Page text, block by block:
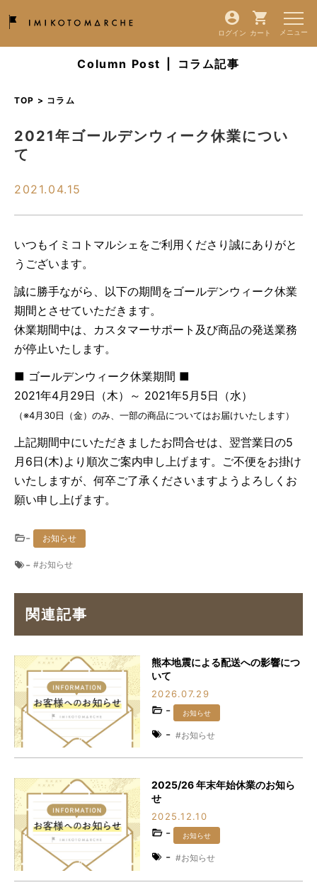
ログイン カート
Column Post コラム記事
TOP > コラム
2021年ゴールデンウィーク休業につい
て
2021.04.15
いつもイミコトマルシェをご利用くださり誠にありがと
うございます。
誠に勝手ながら、以下の期間をゴールデンウィーク休業
期間とさせていただきます。
休業期間中は、カスタマーサポート及び商品の発送業務
が停止いたします。
■ ゴールデンウィーク休業期間 ■
2021年4月29日（木）～ 2021年5月5日（水）
（※4月30日（金）のみ、一部の商品についてはお届けいたします）
上記期間中にいただきましたお問合せは、翌営業日の5
月6日(木)より順次ご案内申し上げます。ご不便をお掛け
いたしますが、何卒ご了承くださいますようよろしくお
願い申し上げます。
- お知らせ
- お知らせ
関連記事
熊本地震による配送への影響につ
いて
2026.07.29
- お知らせ
- お知らせ
2025/26 年末年始休業のお知ら
せ
2025.12.10
- お知らせ
- お知らせ